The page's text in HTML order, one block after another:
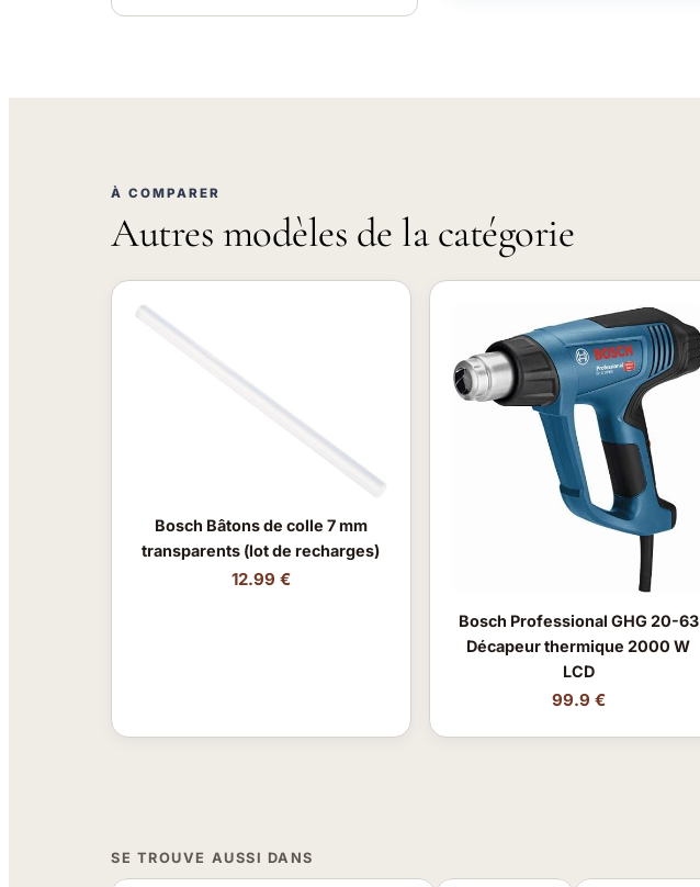
À COMPARER
Autres modèles de la catégorie
Bosch Bâtons de colle 7 mm
transparents (lot de recharges)
12.99 €
Bosch Professional GHG 20-63
Décapeur thermique 2000 W
LCD
99.9 €
SE TROUVE AUSSI DANS